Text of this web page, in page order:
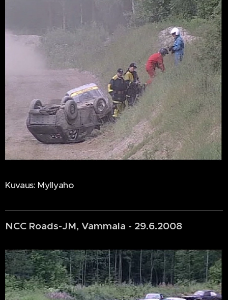
Kuvaus: Myllyaho
NCC Roads-JM, Vammala - 29.6.2008